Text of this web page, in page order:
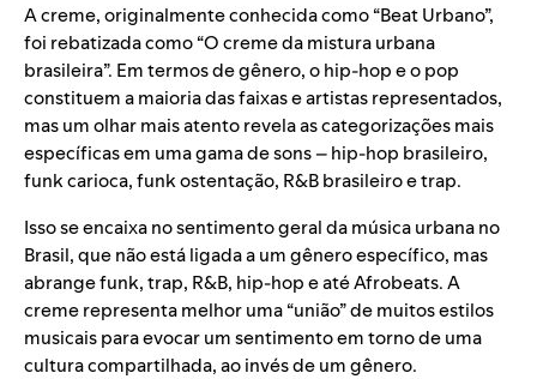
A creme, originalmente conhecida como “Beat Urbano”,
foi rebatizada como “O creme da mistura urbana
brasileira”. Em termos de gênero, o hip-hop e o pop
constituem a maioria das faixas e artistas representados,
mas um olhar mais atento revela as categorizações mais
específicas em uma gama de sons – hip-hop brasileiro,
funk carioca, funk ostentação, R&B brasileiro e trap.
Isso se encaixa no sentimento geral da música urbana no
Brasil, que não está ligada a um gênero específico, mas
abrange funk, trap, R&B, hip-hop e até Afrobeats. A
creme representa melhor uma “união” de muitos estilos
musicais para evocar um sentimento em torno de uma
cultura compartilhada, ao invés de um gênero.